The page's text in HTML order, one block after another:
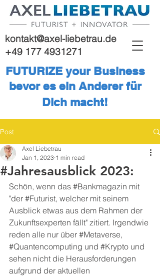
kontakt@axel-liebetrau.de
+49 177 4931271
FUTURIZE your Business
bevor es ein Anderer für
Dich macht!
Post
#Jahresausblick 2023:
Axel Liebetrau
Jan 1, 2023 1 min read
Schön, wenn das #Bankmagazin mit
"der #Futurist, welcher mit seinem
Ausblick etwas aus dem Rahmen der
Zukunftsexperten fällt" zitiert. Irgendwie
reden alle nur über #Metaverse,
#Quantencomputing und #Krypto und
sehen nicht die Herausforderungen
aufgrund der aktuellen